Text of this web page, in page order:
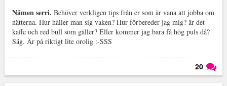
Nämen serri. Behöver verkligen tips från er som är vana att jobba om
nätterna. Hur håller man sig vaken? Hur förbereder jag mig? är det
kaffe och red bull som gäller? Eller kommer jag bara få hög puls då?
Säg. Är på riktigt lite orolig :-SSS
20